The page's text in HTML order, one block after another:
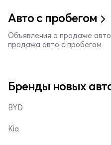
Авто с пробегом
Объявления о продаже
продажа авто с пробегом
Бренды новых
BYD
Kia